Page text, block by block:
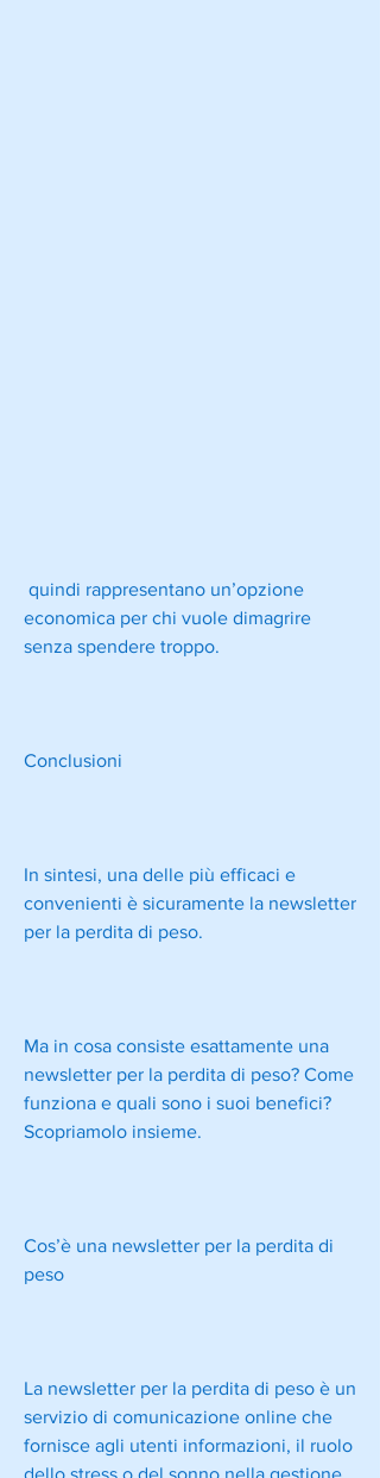
economica per chi vuole dimagrire
senza spendere troppo.
Conclusioni
In sintesi, una delle più efficaci e
convenienti è sicuramente la newsletter
per la perdita di peso.
Ma in cosa consiste esattamente una
newsletter per la perdita di peso? Come
funziona e quali sono i suoi benefici?
Scopriamolo insieme.
Cos’è una newsletter per la perdita di
peso
La newsletter per la perdita di peso è un
servizio di comunicazione online che
fornisce agli utenti informazioni, il ruolo